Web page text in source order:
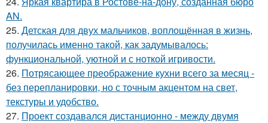
AN.
25. Детская для двух мальчиков, воплощённая в жизнь,
получилась именно такой, как задумывалось:
функциональной, уютной и с ноткой игривости.
26. Потрясающее преображение кухни всего за месяц -
без перепланировки, но с точным акцентом на свет,
текстуры и удобство.
27. Проект создавался дистанционно - между двумя